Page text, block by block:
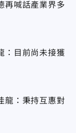
喊話產業界多
：目前尚未接獲
龍：秉持互惠對